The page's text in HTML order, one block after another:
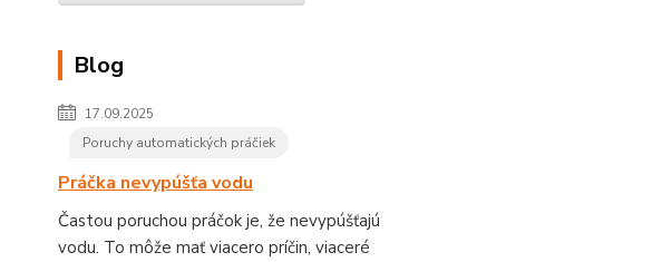
Blog
17.09.2025
Poruchy automatických práčiek
Práčka nevypúšťa vodu
Častou poruchou práčok je, že nevypúšťajú
vodu. To môže mať viacero príčin, viaceré